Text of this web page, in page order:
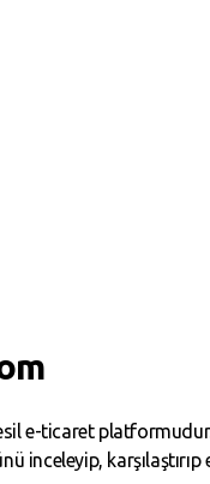
e-ticaret
inceleyip,